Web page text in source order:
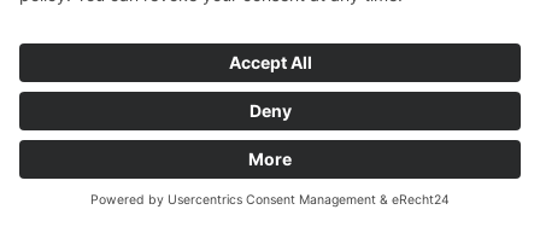
dick), Dichtung und Schrauben....
54,00 €
inkl. MwSt zzgl.
Versand